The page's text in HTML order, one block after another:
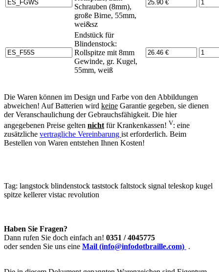
Schrauben (8mm),
große Birne, 55mm,
wei&sz
Endstück für
Blindenstock:
Rollspitze mit 8mm
Gewinde, gr. Kugel,
55mm, weiß
Die Waren können im Design und Farbe von den Abbildungen
abweichen! Auf Batterien wird keine Garantie gegeben, sie dienen
der Veranschaulichung der Gebrauchsfähigkeit. Die hier
angegebenen Preise gelten nicht für Krankenkassen! V: eine
zusätzliche vertragliche Vereinbarung ist erforderlich. Beim
Bestellen von Waren entstehen Ihnen Kosten!
Tag: langstock blindenstock taststock faltstock signal teleskop kugel
spitze kellerervistac revolution
Haben Sie Fragen?
Dann rufen Sie doch einfach an! 0351 / 4045775
oder senden Sie uns eine Mail (info@infodotbraille.com) .